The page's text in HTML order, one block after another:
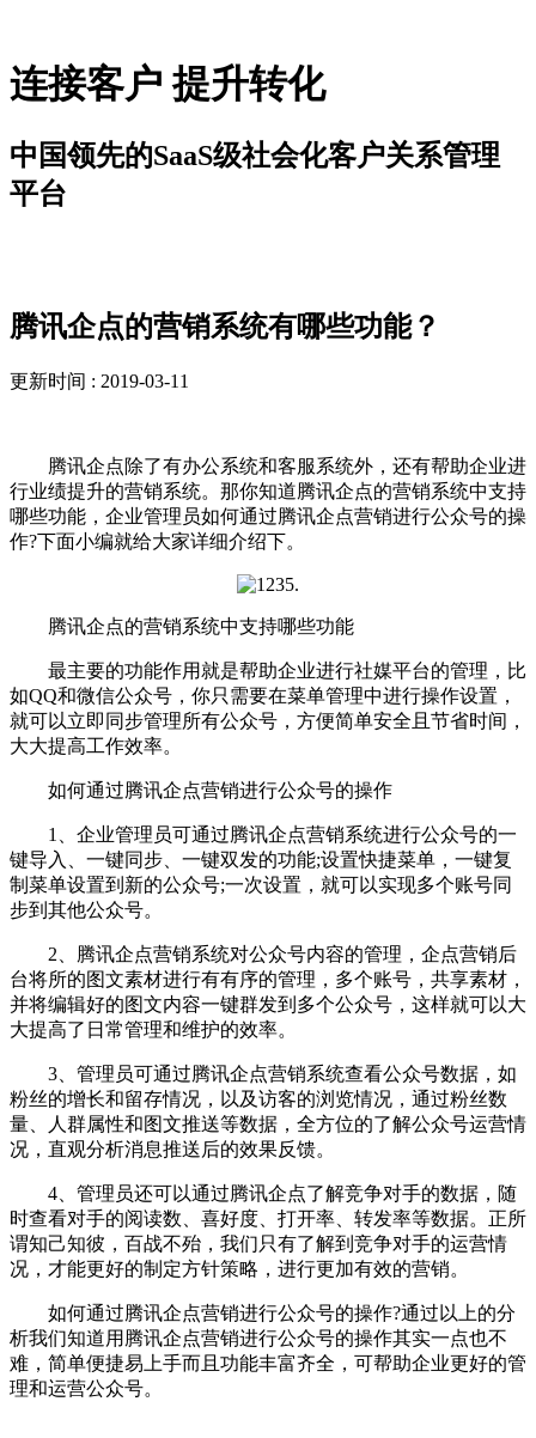
连接客户 提升转化
中国领先的SaaS级社会化客户关系管理
平台
腾讯企点的营销系统有哪些功能？
更新时间 : 2019-03-11
腾讯企点除了有办公系统和客服系统外，还有帮助企业进
行业绩提升的营销系统。那你知道腾讯企点的营销系统中支持
哪些功能，企业管理员如何通过腾讯企点营销进行公众号的操
作?下面小编就给大家详细介绍下。
腾讯企点的营销系统中支持哪些功能
最主要的功能作用就是帮助企业进行社媒平台的管理，比
如QQ和微信公众号，你只需要在菜单管理中进行操作设置，
就可以立即同步管理所有公众号，方便简单安全且节省时间，
大大提高工作效率。
如何通过腾讯企点营销进行公众号的操作
1、企业管理员可通过腾讯企点营销系统进行公众号的一
键导入、一键同步、一键双发的功能;设置快捷菜单，一键复
制菜单设置到新的公众号;一次设置，就可以实现多个账号同
步到其他公众号。
2、腾讯企点营销系统对公众号内容的管理，企点营销后
台将所的图文素材进行有有序的管理，多个账号，共享素材，
并将编辑好的图文内容一键群发到多个公众号，这样就可以大
大提高了日常管理和维护的效率。
3、管理员可通过腾讯企点营销系统查看公众号数据，如
粉丝的增长和留存情况，以及访客的浏览情况，通过粉丝数
量、人群属性和图文推送等数据，全方位的了解公众号运营情
况，直观分析消息推送后的效果反馈。
4、管理员还可以通过腾讯企点了解竞争对手的数据，随
时查看对手的阅读数、喜好度、打开率、转发率等数据。正所
谓知己知彼，百战不殆，我们只有了解到竞争对手的运营情
况，才能更好的制定方针策略，进行更加有效的营销。
如何通过腾讯企点营销进行公众号的操作?通过以上的分
析我们知道用腾讯企点营销进行公众号的操作其实一点也不
难，简单便捷易上手而且功能丰富齐全，可帮助企业更好的管
理和运营公众号。